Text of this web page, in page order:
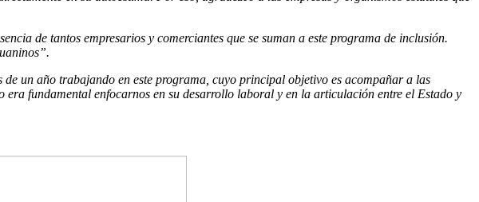
de tantos empresarios y comerciantes que se suman a este programa de inclusión.
un año trabajando en este programa, cuyo principal objetivo es acompañar a las
fundamental enfocarnos en su desarrollo laboral y en la articulación entre el Estado y